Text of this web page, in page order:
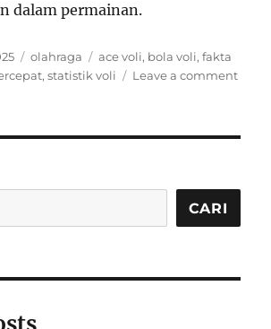
dalam permainan.
Categories
olahraga Tags
ace voli, bola voli,fakta
,statistik voli Leave a commenton
Servis
CARI